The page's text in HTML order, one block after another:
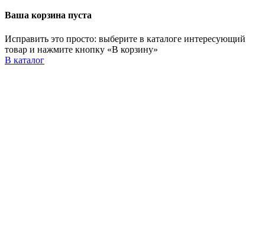
Ваша корзина пуста
Исправить это просто: выберите в каталоге интересующий
товар и нажмите кнопку «В корзину»
В каталог